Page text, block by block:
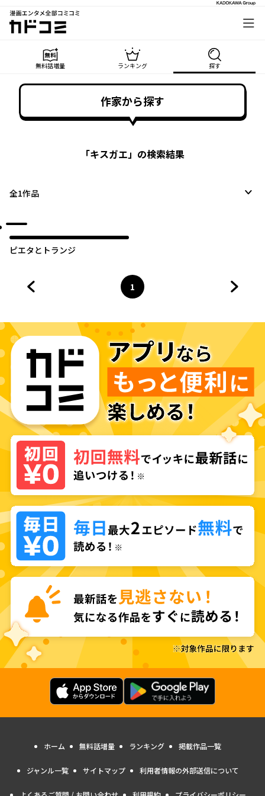
漫画エンタメ全部コミコミ
カドコミ
無料話増量 ランキング 探す
作家から探す
「キスガエ」の検索結果
全1作品
ピエタとトランジ
ページ
1
へ
ホーム 無料話増量 ランキング 掲載作品一覧
ジャンル一覧 サイトマップ 利用者情報の外部送信について